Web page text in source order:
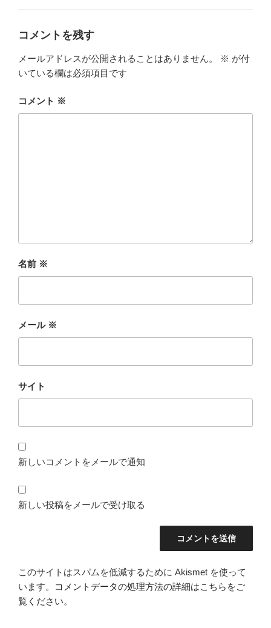
コメントを残す
メールアドレスが公開されることはありません。 ※ が付
いている欄は必須項目です
コメント ※
名前 ※
メール ※
サイト
新しいコメントをメールで通知
新しい投稿をメールで受け取る
このサイトはスパムを低減するために Akismet を使って
います。
コメントデータの処理方法の詳細はこちらをご
覧ください。